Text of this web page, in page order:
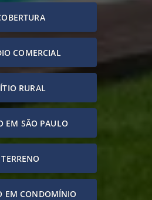
COMERCIAL
RURAL
EM SÃO PAULO
TERRENO
EM CONDOMÍNIO